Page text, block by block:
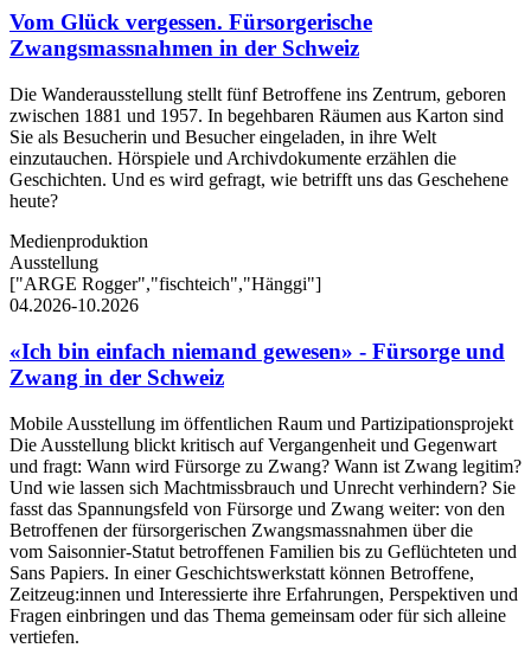
Vom Glück vergessen. Fürsorgerische
Zwangsmassnahmen in der Schweiz
Die Wanderausstellung stellt fünf Betroffene ins Zentrum, geboren
zwischen 1881 und 1957. In begehbaren Räumen aus Karton sind
Sie als Besucherin und Besucher eingeladen, in ihre Welt
einzutauchen. Hörspiele und Archivdokumente erzählen die
Geschichten. Und es wird gefragt, wie betrifft uns das Geschehene
heute?
Medienproduktion
Ausstellung
["ARGE Rogger","fischteich","Hänggi"]
04.2026-10.2026
«Ich bin einfach niemand gewesen» - Fürsorge und
Zwang in der Schweiz
Mobile Ausstellung im öffentlichen Raum und Partizipationsprojekt
Die Ausstellung blickt kritisch auf Vergangenheit und Gegenwart
und fragt: Wann wird Fürsorge zu Zwang? Wann ist Zwang legitim?
Und wie lassen sich Machtmissbrauch und Unrecht verhindern? Sie
fasst das Spannungsfeld von Fürsorge und Zwang weiter: von den
Betroffenen der fürsorgerischen Zwangsmassnahmen über die
vom Saisonnier-Statut betroffenen Familien bis zu Geflüchteten und
Sans Papiers. In einer Geschichtswerkstatt können Betroffene,
Zeitzeug:innen und Interessierte ihre Erfahrungen, Perspektiven und
Fragen einbringen und das Thema gemeinsam oder für sich alleine
vertiefen.